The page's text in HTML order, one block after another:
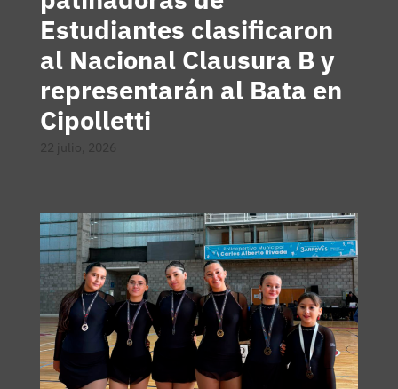
Estudiantes clasificaron
al Nacional Clausura B y
representarán al Bata en
Cipolletti
22 julio, 2026